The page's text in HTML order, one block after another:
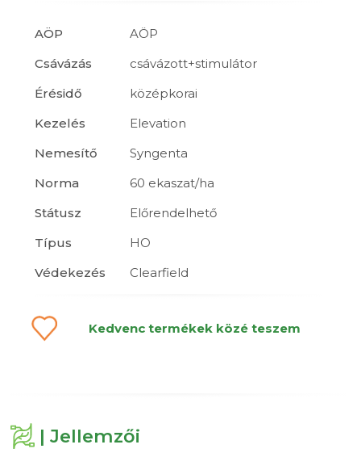
AÖP
AÖP
Csávázás
csávázott+stimulátor
Érésidő
középkorai
Kezelés
Elevation
Nemesítő
Syngenta
Norma
60 ekaszat/ha
Státusz
Előrendelhető
Típus
HO
Védekezés
Clearfield
Kedvenc termékek közé teszem
| Jellemzői